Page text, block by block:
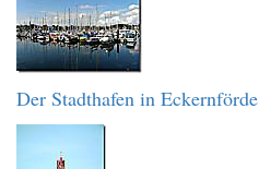
Der Stadthafen in Eckernförde